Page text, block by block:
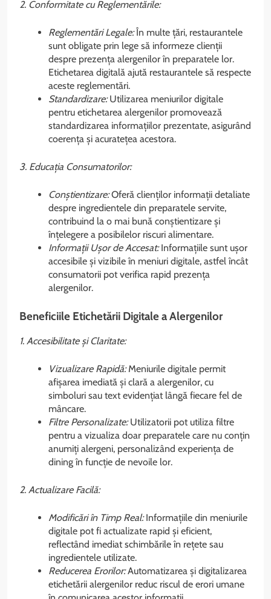
2. Conformitate cu Reglementările:
Reglementări Legale:În multe țări, restaurantele
sunt obligate prin lege să informeze clienții
despre prezența alergenilor în preparatele lor.
Etichetarea digitală ajută restaurantele să respecte
aceste reglementări.
Standardizare:Utilizarea meniurilor digitale
pentru etichetarea alergenilor promovează
standardizarea informațiilor prezentate, asigurând
coerența și acuratețea acestora.
3. Educația Consumatorilor:
Conștientizare:Oferă clienților informații detaliate
despre ingredientele din preparatele servite,
contribuind la o mai bună conștientizare și
înțelegere a posibilelor riscuri alimentare.
Informații Ușor de Accesat:Informațiile sunt ușor
accesibile și vizibile în meniuri digitale, astfel încât
consumatorii pot verifica rapid prezența
alergenilor.
Beneficiile Etichetării Digitale a Alergenilor
1. Accesibilitate și Claritate:
Vizualizare Rapidă:Meniurile digitale permit
afișarea imediată și clară a alergenilor, cu
simboluri sau text evidențiat lângă fiecare fel de
mâncare.
Filtre Personalizate:Utilizatorii pot utiliza filtre
pentru a vizualiza doar preparatele care nu conțin
anumiți alergeni, personalizând experiența de
dining în funcție de nevoile lor.
2. Actualizare Facilă:
Modificări în Timp Real:Informațiile din meniurile
digitale pot fi actualizate rapid și eficient,
reflectând imediat schimbările în rețete sau
ingredientele utilizate.
Reducerea Erorilor:Automatizarea și digitalizarea
etichetării alergenilor reduc riscul de erori umane